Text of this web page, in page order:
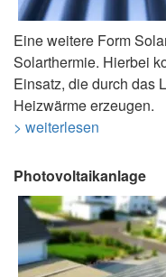
Eine weitere Form
Solarthermie. Hierbei
Einsatz, die durch das
Heizwärme erzeugen.
> weiterlesen
Photovoltaikanlage